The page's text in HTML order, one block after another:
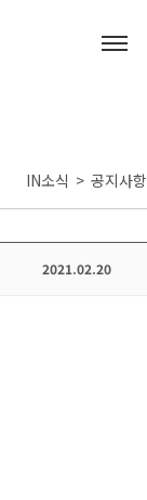
IN소식 > 공지사항
2021.02.20